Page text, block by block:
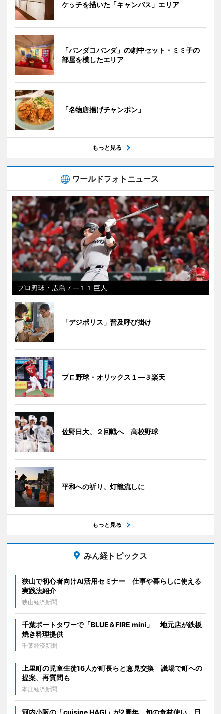
ケッチを描いた「キャンバス」エリア
「パンダコパンダ」の劇中セット・ミミ子の
部屋を模したエリア
「名物唐揚げチャンポン」
もっと見る
ワールドフォトニュース
プロ野球・広島７―１１巨人
「デジポリス」普及呼び掛け
プロ野球・オリックス１―３楽天
佐野日大、２回戦へ 高校野球
平和への祈り、灯籠流しに
もっと見る
みん経トピックス
狭山で初心者向けAI活用セミナー 仕事や暮らしに使える
実践法紹介
狭山経済新聞
千葉ポートタワーで「BLUE＆FIRE mini」 地元店が鉄板
焼き料理提供
千葉経済新聞
上里町の児童生徒16人が町長らと意見交換 議場で町への
提案、再質問も
本庄経済新聞
河内小阪の「cuisine HAGI」が2周年 旬の食材使い、日